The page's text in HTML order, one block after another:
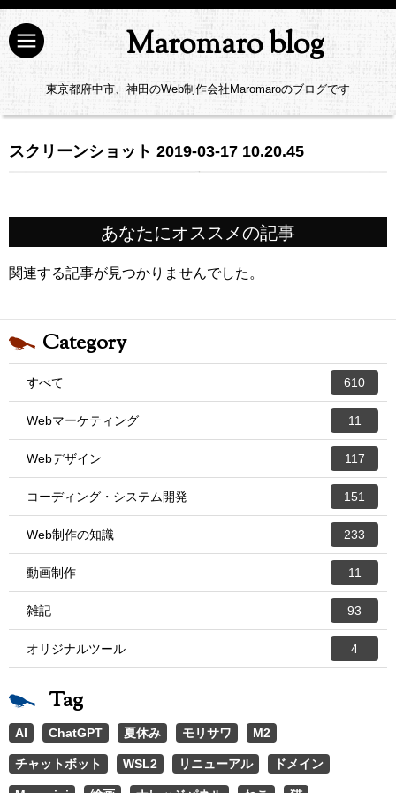
Maromaro blog
東京都府中市、神田のWeb制作会社Maromaroのブログです
スクリーンショット 2019-03-17 10.20.45
あなたにオススメの記事
関連する記事が見つかりませんでした。
Category
すべて 610
Webマーケティング 11
Webデザイン 117
コーディング・システム開発 151
Web制作の知識 233
動画制作 11
雑記 93
オリジナルツール 4
Tag
AI ChatGPT 夏休み モリサワ M2
チャットボット WSL2 リニューアル ドメイン